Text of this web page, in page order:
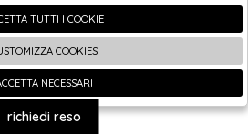
richiedi reso
TUTTI I COOKIE
COOKIES
NECESSARI